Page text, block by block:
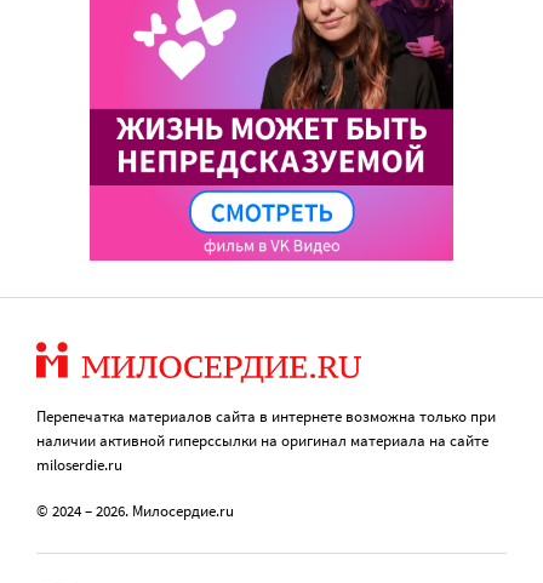
Перепечатка материалов сайта в интернете возможна только при
наличии активной гиперссылки на оригинал материала на сайте
miloserdie.ru
© 2024 – 2026. Милосердие.ru